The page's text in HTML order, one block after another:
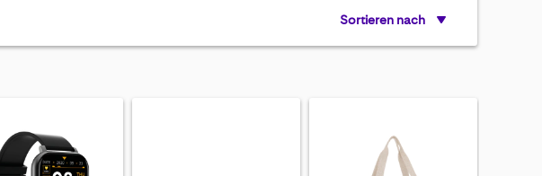
Sortieren nach